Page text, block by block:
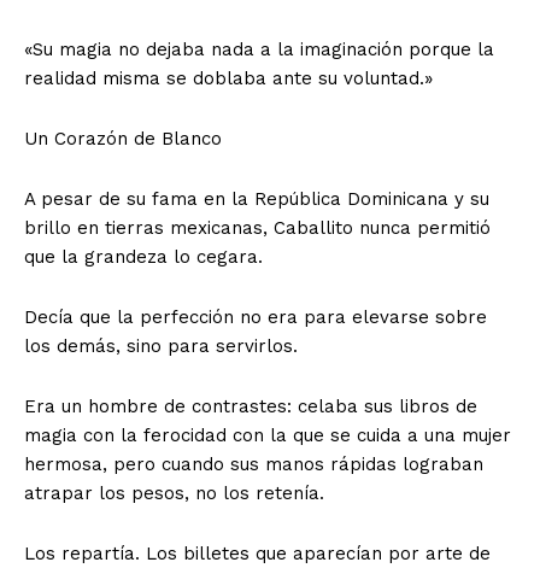
«Su magia no dejaba nada a la imaginación porque la
realidad misma se doblaba ante su voluntad.»
Un Corazón de Blanco
A pesar de su fama en la República Dominicana y su
brillo en tierras mexicanas, Caballito nunca permitió
que la grandeza lo cegara.
Decía que la perfección no era para elevarse sobre
los demás, sino para servirlos.
Era un hombre de contrastes: celaba sus libros de
magia con la ferocidad con la que se cuida a una mujer
hermosa, pero cuando sus manos rápidas lograban
atrapar los pesos, no los retenía.
Los repartía. Los billetes que aparecían por arte de